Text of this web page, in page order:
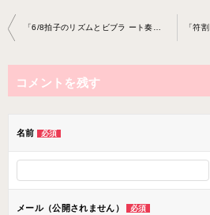
投
稿
ナ
ビ
ョ
ン
「6/8拍子のリズムとビブラ ート奏法」ウクレレ教室2021-02-2 4-no0021-0063
コメントを残す
名前 必須
メール（公開されません） 必須